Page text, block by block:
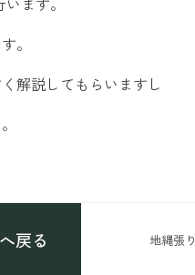
。
解説してもらいますし
戻る 地縄張り